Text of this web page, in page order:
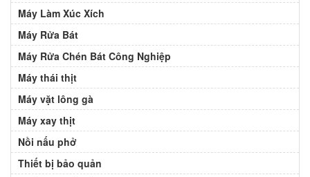
Máy Làm Xúc Xích
Máy Rửa Bát
Máy Rửa Chén Bát Công Nghiệp
Máy thái thịt
Máy vặt lông gà
Máy xay thịt
Nồi nấu phở
Thiết bị bảo quản